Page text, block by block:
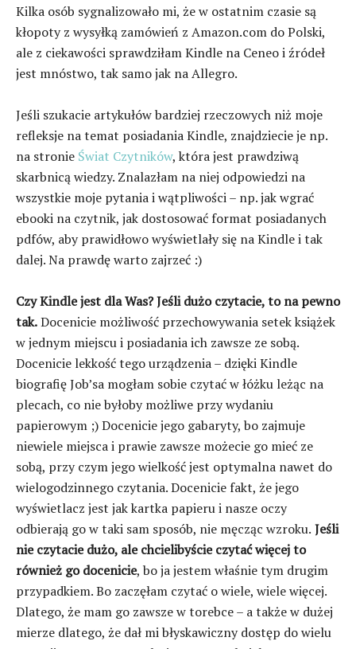
Kilka osób sygnalizowało mi, że w ostatnim czasie są
kłopoty z wysyłką zamówień z Amazon.com do Polski,
ale z ciekawości sprawdziłam Kindle na Ceneo i źródeł
jest mnóstwo, tak samo jak na Allegro.
Jeśli szukacie artykułów bardziej rzeczowych niż moje
refleksje na temat posiadania Kindle, znajdziecie je np.
na stronie Świat Czytników, która jest prawdziwą
skarbnicą wiedzy. Znalazłam na niej odpowiedzi na
wszystkie moje pytania i wątpliwości – np. jak wgrać
ebooki na czytnik, jak dostosować format posiadanych
pdfów, aby prawidłowo wyświetlały się na Kindle i tak
dalej. Na prawdę warto zajrzeć :)
Czy Kindle jest dla Was?Jeśli dużo czytacie, to na pewno
tak.Docenicie możliwość przechowywania setek książek
w jednym miejscu i posiadania ich zawsze ze sobą.
Docenicie lekkość tego urządzenia – dzięki Kindle
biografię Job’sa mogłam sobie czytać w łóżku leżąc na
plecach, co nie byłoby możliwe przy wydaniu
papierowym ;) Docenicie jego gabaryty, bo zajmuje
niewiele miejsca i prawie zawsze możecie go mieć ze
sobą, przy czym jego wielkość jest optymalna nawet do
wielogodzinnego czytania. Docenicie fakt, że jego
wyświetlacz jest jak kartka papieru i nasze oczy
odbierają go w taki sam sposób, nie męcząc wzroku. Jeśli
nie czytacie dużo, ale chcielibyście czytać więcej to
również go docenicie, bo ja jestem właśnie tym drugim
przypadkiem. Bo zaczęłam czytać o wiele, wiele więcej.
Dlatego, że mam go zawsze w torebce – a także w dużej
mierze dlatego, że dał mi błyskawiczny dostęp do wielu